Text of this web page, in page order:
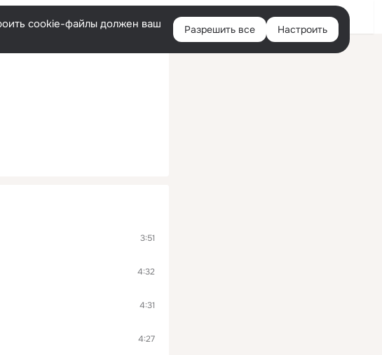
Войти
cookie-файлы должен ваш
Разрешить все Настроить
3:51
4:32
4:31
4:27